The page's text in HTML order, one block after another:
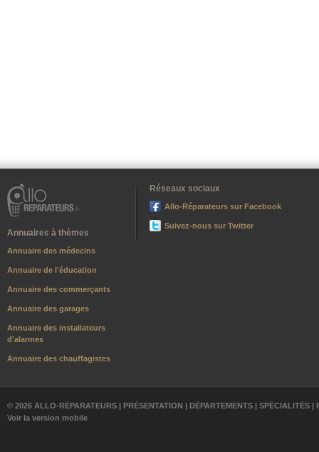
Annuaires à thèmes
Annuaire des médecins
Annuaire de l'éducation
Annuaire des commerçants
Annuaire des garages
Annuaire des installateurs
d'alarmes
Annuaire des chauffagistes
Réseaux sociaux
Allo-Réparateurs sur Facebook
Suivez-nous sur Twitter
© 2026 ALLO-RÉPARATEURS | PRÉSENTATION | DÉPARTEMENTS | SPÉCIALITÉS |
Voir la version mobile